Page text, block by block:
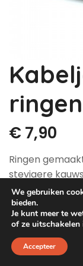
ringen
€ 7,90
Ringen
stevigere
kauwen. Ook
voor de meest
— 200 gram
Gedroogde
We gebruiken
bieden.
Je kunt meer te
of ze uitschakelen
Accepteer